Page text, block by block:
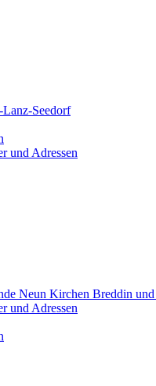
Lanz-Seedorf
und Adressen
Neun Kirchen Breddin
und Adressen